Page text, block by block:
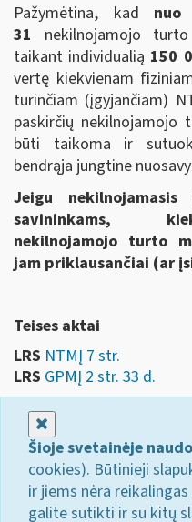
Pažymėtina, kad nuo
31 nekilnojamojo
taikant individualią 150
vertę kiekvienam
turinčiam (įgyjančiam)
paskirčių
būti taikoma ir
bendrąja jungtine
Jeigu
savininkams,
nekilnojamojo turto
jam priklausančiai (ar
Teises aktai
LRS NTMĮ 7 str.
LRS GPMĮ 2 str. 33 d.
Šioje svetainėje
cookies). Būtinieji
ir jiems nėra
galite sutikti ir su kitų